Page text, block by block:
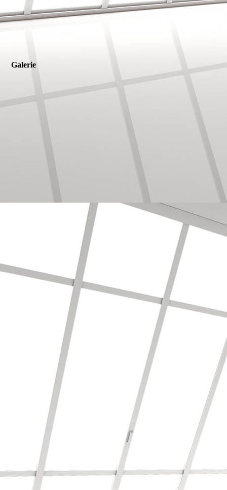
Galerie